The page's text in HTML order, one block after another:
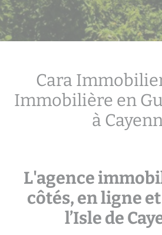
Cara
Immobilière en
à
L'agence
côtés, en ligne
l’Isle de